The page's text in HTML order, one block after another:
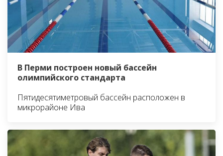
В Перми построен новый бассейн
олимпийского стандарта
Пятидесятиметровый бассейн расположен в
микрорайоне Ива